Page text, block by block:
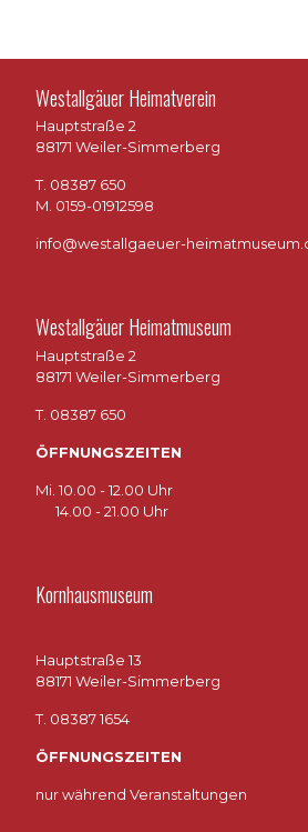
Westallgäuer Heimatverein
Hauptstraße 2
88171 Weiler-Simmerberg
T. 08387 650
M. 0159-01912598
info@westallgaeuer-
Westallgäuer Heimatmuseum
Hauptstraße 2
88171 Weiler-Simmerberg
T. 08387 650
ÖFFNUNGSZEITEN
Mi. 10.00 - 12.00 Uhr
14.00 - 21.00 Uhr
Kornhausmuseum
Hauptstraße 13
88171 Weiler-Simmerberg
T. 08387 1654
ÖFFNUNGSZEITEN
nur während Veranstaltungen